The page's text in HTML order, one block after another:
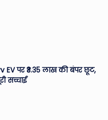
EV पर ₹3.35 लाख की बंपर छूट,
सच्चाई